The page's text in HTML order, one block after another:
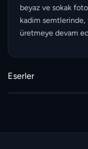
beyaz ve sokak
kadim semtlerinde,
üretmeye devam
Eserler